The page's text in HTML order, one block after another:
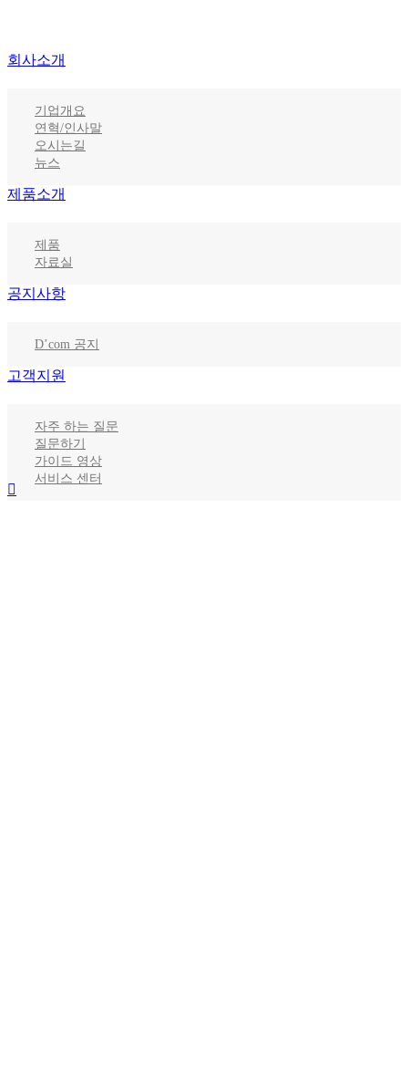
회사소개
기업개요
연혁/인사말
오시는길
뉴스
제품소개
제품
자료실
공지사항
D’com 공지
고객지원
자주 하는 질문
질문하기
가이드 영상
서비스 센터